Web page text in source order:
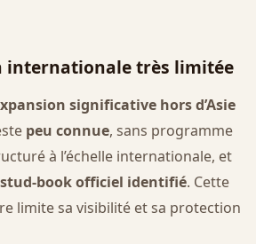
internationale très limitée
significative hors d’Asie
peu connue, sans programme
à l’échelle internationale, et
book officiel identifié. Cette
limite sa visibilité et sa protection